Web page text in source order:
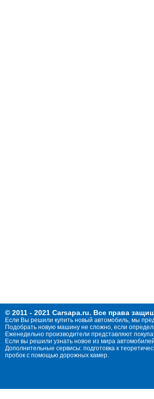
© 2011 - 2021 Carsapa.ru. Все права
Если Вы решили купить новый автомобиль, мы
Подобрать новую машину не сложно, если
Еженедельно производители представляют
Если вы решили узнать новое из мира
Дополнительные сервисы: подготовка к
пробок с помощью дорожных камер.